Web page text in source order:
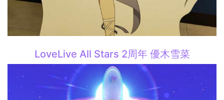
LoveLive All Stars 2周年 優木雪菜